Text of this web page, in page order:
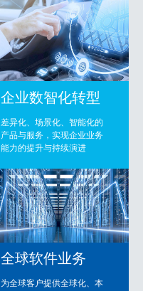
企业数智化转型
差异化、场景化、智能化的
产品与服务，实现企业业务
能力的提升与持续演进
全球软件业务
为全球客户提供全球化、本